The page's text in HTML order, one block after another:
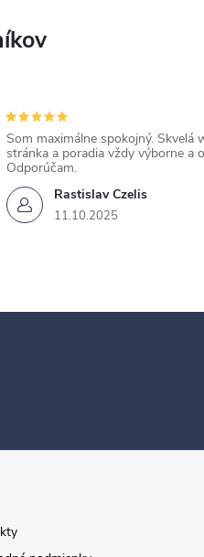
Rastislav Czelis
11.10.2025
Som maximálne spokojný. Skvelá
stránka a poradia vždy výborne a
Odporúčam.